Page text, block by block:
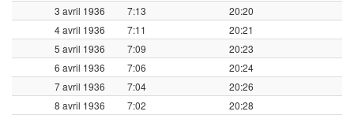
3 avril 1936
7:13
20:20
4 avril 1936
7:11
20:21
5 avril 1936
7:09
20:23
6 avril 1936
7:06
20:24
7 avril 1936
7:04
20:26
8 avril 1936
7:02 20:28